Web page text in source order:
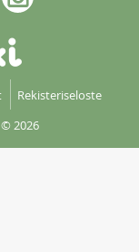
Rekisteriseloste
© 2026